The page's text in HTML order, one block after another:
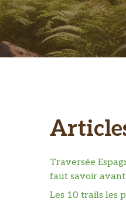
Traversée
faut savoir
Les 10 trails les